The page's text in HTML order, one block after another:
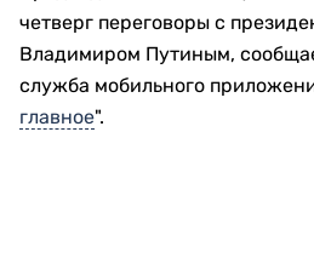
четверг переговоры с
Владимиром Путиным,
служба мобильного
главное".